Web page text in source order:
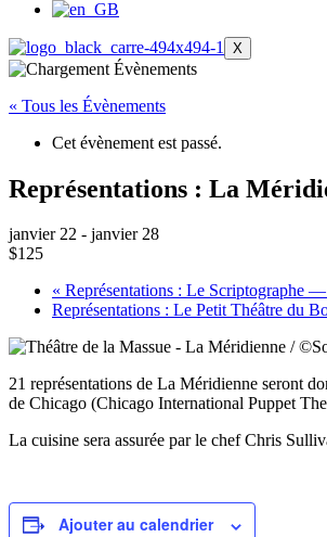
X
« Tous les Évènements
Cet évènement est passé.
Représentations : La
janvier 22 - janvier 28
$125
« Représentations : Le Scriptographe
Représentations : Le Petit Théâtre du
21 représentations de La Méridienne seront
de Chicago (Chicago International Puppet
La cuisine sera assurée par le chef Chris
Ajouter au calendrier